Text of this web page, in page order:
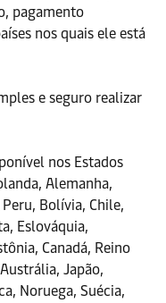
pagamento
nos quais ele está
e seguro realizar
nos Estados
Alemanha,
Bolívia, Chile,
Eslováquia,
Canadá, Reino
Japão,
Noruega, Suécia,